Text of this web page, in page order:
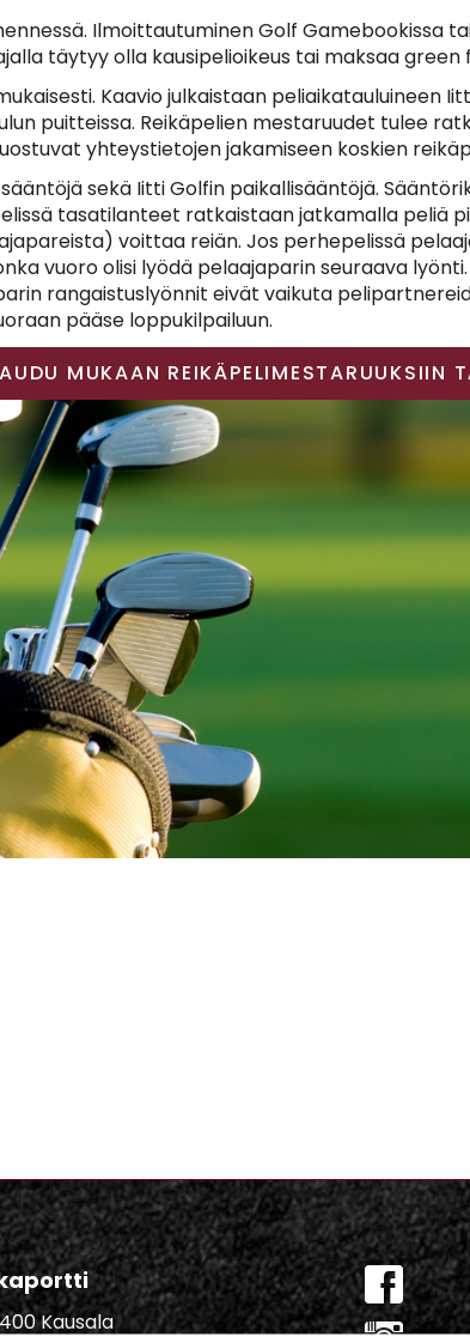
Ilmoittautuminen Golf Gamebookissa
täytyy olla kausipelioikeus tai maksaa
Kaavio julkaistaan peliaikatauluineen
puitteissa. Reikäpelien mestaruudet tulee
yhteystietojen jakamiseen koskien
sekä Iitti Golfin paikallisääntöjä.
tasatilanteet ratkaistaan jatkamalla peliä
voittaa reiän. Jos perhepelissä
vuoro olisi lyödä pelaajaparin seuraava
rangaistuslyönnit eivät vaikuta
pääse loppukilpailuun.
MUKAAN REIKÄPELIMESTARUUKSIIN
Kausala